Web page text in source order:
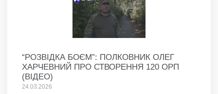
“РОЗВІДКА БОЄМ”: ПОЛКОВНИК ОЛЕГ
ХАРЧЕВНИЙ ПРО СТВОРЕННЯ 120 ОРП
(ВІДЕО)
24.03.2026